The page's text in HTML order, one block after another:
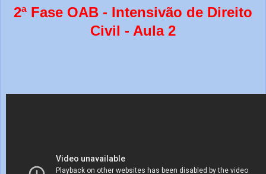
2ª Fase OAB - Intensivão de Direito
Civil - Aula 2